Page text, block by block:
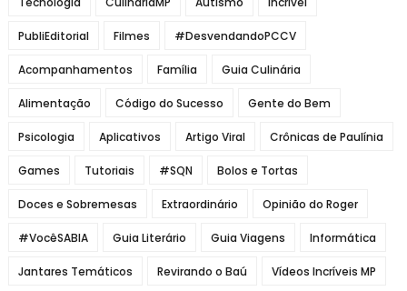
PubliEditorial Filmes #DesvendandoPCCV
Acompanhamentos Família Guia Culinária
Alimentação Código do Sucesso Gente do Bem
Psicologia Aplicativos Artigo Viral Crônicas de Paulínia
Games Tutoriais #SQN Bolos e Tortas
Doces e Sobremesas Extraordinário Opinião do Roger
#VocêSABIA Guia Literário Guia Viagens Informática
Jantares Temáticos Revirando o Baú Vídeos Incríveis MP